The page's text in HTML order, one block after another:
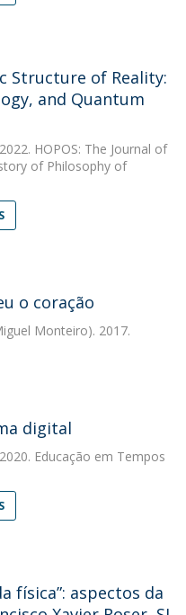
Structure of Reality:
and Quantum
HOPOS: The Journal of
of Philosophy of
o coração
Monteiro). 2017.
digital
Educação em Tempos
física”: aspectos da